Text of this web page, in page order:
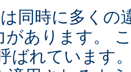
同時に多くの
があります。
ばれています